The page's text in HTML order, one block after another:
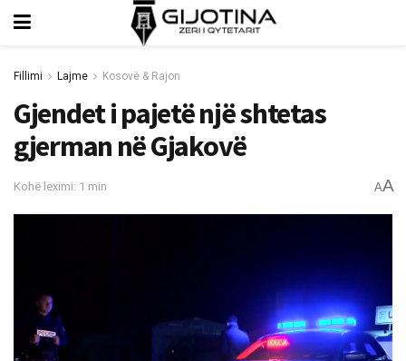
Fillimi Lajme Kosovë & Rajon
Gjendet i pajetë një shtetas
gjerman në Gjakovë
Kohë leximi: 1 min AA